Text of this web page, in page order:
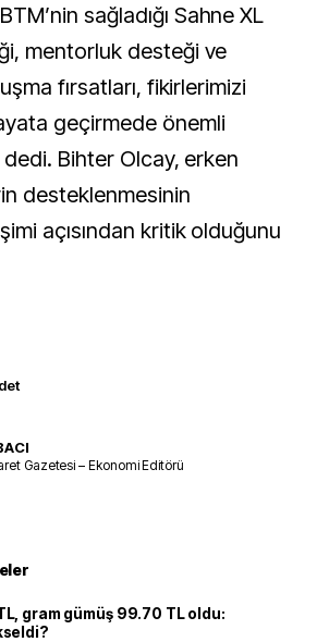
sağladığı Sahne XL
mentorluk desteği ve
fırsatları, fikirlerimizi
geçirmede önemli
dedi. Bihter Olcay, erken
desteklenmesinin
açısından kritik olduğunu
Gazetesi – Ekonomi Editörü
gram gümüş 99.70 TL oldu: